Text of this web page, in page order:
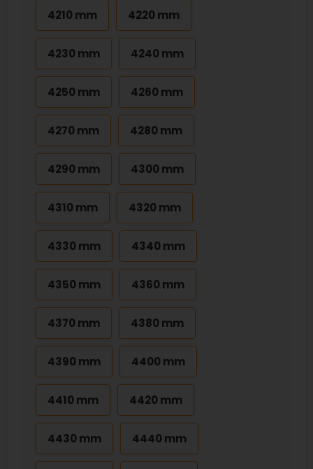
4210 mm 4220 mm
4230 mm 4240 mm
4250 mm 4260 mm
4270 mm 4280 mm
4290 mm 4300 mm
4310 mm 4320 mm
4330 mm 4340 mm
4350 mm 4360 mm
4370 mm 4380 mm
4390 mm 4400 mm
4410 mm 4420 mm
4430 mm 4440 mm